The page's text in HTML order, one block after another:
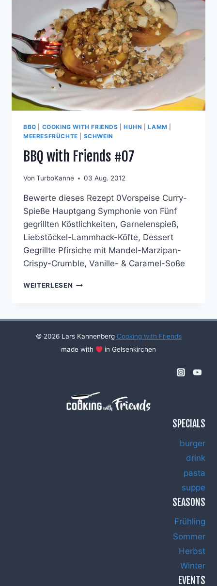
BBQ COOKING WITH FRIENDS |HUHN |LAMM
MEERESFRÜCHTE
SCHWEIN
BBQ with Friends #07
Von TurboKanne 03 Aug. 2012
Bewerte dieses Rezept 0Vorspeise Curry-
Spieße Hauptgang Symphonie von Fünf
gegrillten Köstlichkeiten, Garnelenspieß,
Liebstöckel-Lammhack-Köfte, Dessert
Gegrillte Pfirsiche mit Mandel-Marzipan-
Crispy-Crumble, Vanille- & Caramel-Soße
WEITERLESEN BBQ
© 2026 Lars Kannenberg Cooking with Friends
made with
in Gelsenkirchen
SPECIALS
burger
drink
pasta
suppe
SEASONS
Frühling
Sommer
Herbst
Winter
EVENTS